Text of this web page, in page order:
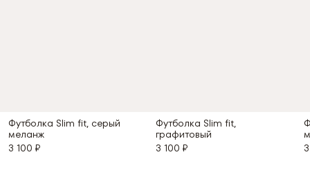
Футболка Slim fit, серый
меланж
3 100 ₽
Футболка Slim fit,
графитовый
3 100 ₽